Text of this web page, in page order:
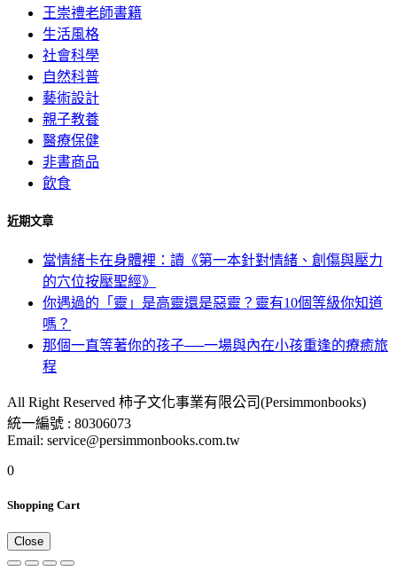
王崇禮老師書籍
生活風格
社會科學
自然科普
藝術設計
親子教養
醫療保健
非書商品
飲食
近期文章
當情緒卡在身體裡：讀《第一本針對情緒、創傷與壓力
的穴位按壓聖經》
你遇過的「靈」是高靈還是惡靈？靈有10個等級你知道
嗎？
那個一直等著你的孩子──一場與內在小孩重逢的療癒旅
程
All Right Reserved 柿子文化事業有限公司(Persimmonbooks)
統一編號 : 80306073
Email: service@persimmonbooks.com.tw
0
Shopping Cart
Close